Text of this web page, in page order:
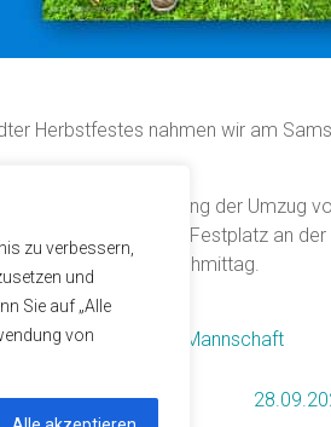
zu verbessern,
und
Sie auf „Alle
von
Herbstfestes nahmen wir am
Zuschauern ging der Umzug
die Altstadt bis zum Festplatz an
einen geselligen Nachmittag.
1. Luftgewehr Mannschaft